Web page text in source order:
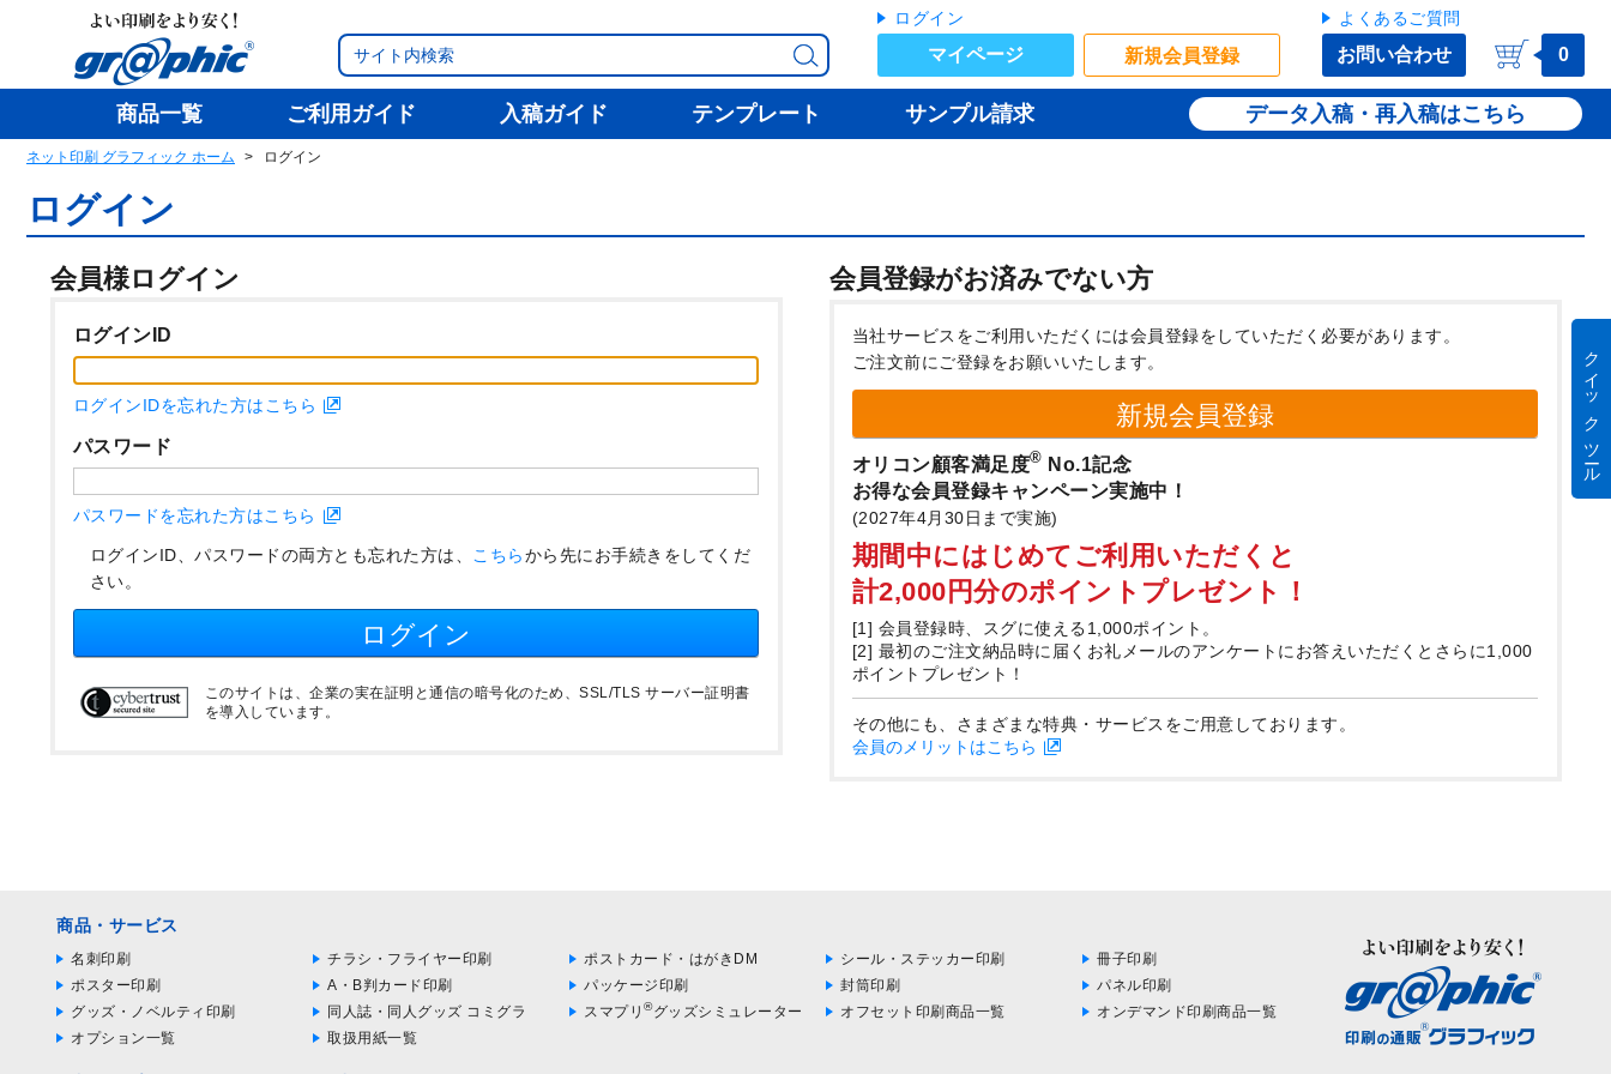
ログイン
マイページ 新規会員登録
よくあるご質問
お問い合わせ 0
商品一覧 ご利用ガイド 入稿ガイド テンプレート サンプル請求 データ入稿・再入稿
ネット印刷 グラフィック ホーム ログイン
ログイン
会員様ログイン 会員登録がお済みでない方
ログインID
ログインIDを忘れた方はこちら
パスワード
パスワードを忘れた方はこちら
ログインID、パスワードの両方とも忘れた方は、 こちらから先にお手続きをしてくだ
さい。
ログイン
このサイトは、企業の実在証明と通信の暗号化のため、SSL/TLS サーバー証明書
を導入しています。
当社サービスをご利用いただくには会員登録をしていただく必要があります。
ご注文前にご登録をお願いいたします。
新規会員登録
オリコン顧客満足度® No.1記念
お得な会員登録キャンペーン実施中！
(2027年4月30日まで実施)
期間中にはじめてご利用いただくと
計2,000円分のポイントプレゼント！
[1] 会員登録時、スグに使える1,000ポイント。
[2] 最初のご注文納品時に届くお礼メールのアンケートにお答えいただくとさらに1,000
ポイントプレゼント！
その他にも、さまざまな特典・サービスをご用意しております。
会員のメリットはこちら
商品・サービス
名刺印刷 チラシ・フライヤー印刷 ポストカード・はがきDM シール・ステッカー印刷
冊子印刷
ポスター印刷
A・B判カード印刷 パッケージ印刷 封筒印刷
パネル印刷
グッズ・ノベルティ印刷
同人誌・同人グッズ コミグラ スマプリ ®グッズシミュレーター オフセット印刷商品一覧
オンデマンド印刷商品一覧
オプション一覧
取扱用紙一覧
クイック ツール